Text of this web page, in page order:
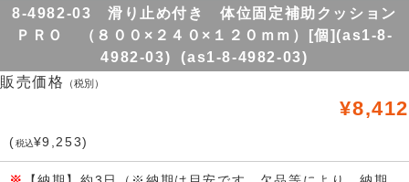
8-4982-03 滑り止め付き 体位固定補助クッション
ＰＲＯ （８００×２４０×１２０ｍｍ）[個](as1-8-
4982-03) (as1-8-4982-03)
販売価格
（税別）
¥8,412
(税込¥9,253)